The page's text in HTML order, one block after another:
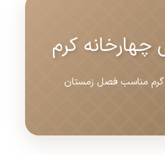
کرم
مناسب فصل زمستان